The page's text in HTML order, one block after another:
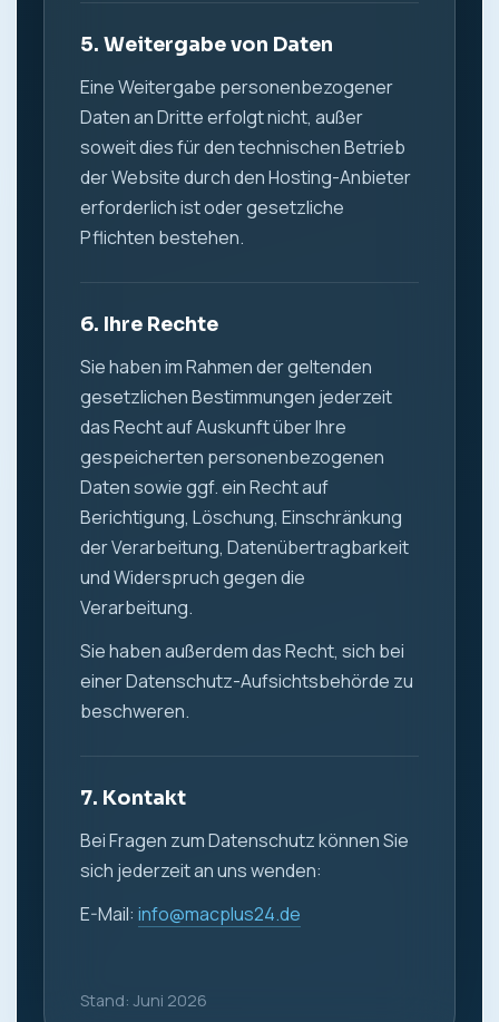
5. Weitergabe von Daten
Eine Weitergabe personenbezogener
Daten an Dritte erfolgt nicht, außer
soweit dies für den technischen Betrieb
der Website durch den Hosting-Anbieter
erforderlich ist oder gesetzliche
Pflichten bestehen.
6. Ihre Rechte
Sie haben im Rahmen der geltenden
gesetzlichen Bestimmungen jederzeit
das Recht auf Auskunft über Ihre
gespeicherten personenbezogenen
Daten sowie ggf. ein Recht auf
Berichtigung, Löschung, Einschränkung
der Verarbeitung, Datenübertragbarkeit
und Widerspruch gegen die
Verarbeitung.
Sie haben außerdem das Recht, sich bei
einer Datenschutz-Aufsichtsbehörde zu
beschweren.
7. Kontakt
Bei Fragen zum Datenschutz können Sie
sich jederzeit an uns wenden:
E-Mail: info@macplus24.de
Stand: Juni 2026